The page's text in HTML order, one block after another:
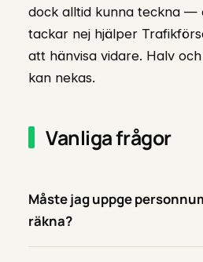
dock alltid kunna teckna —
tackar nej hjälper
att hänvisa vidare. Halv
kan nekas.
Vanliga frågor
Måste jag uppge
räkna?